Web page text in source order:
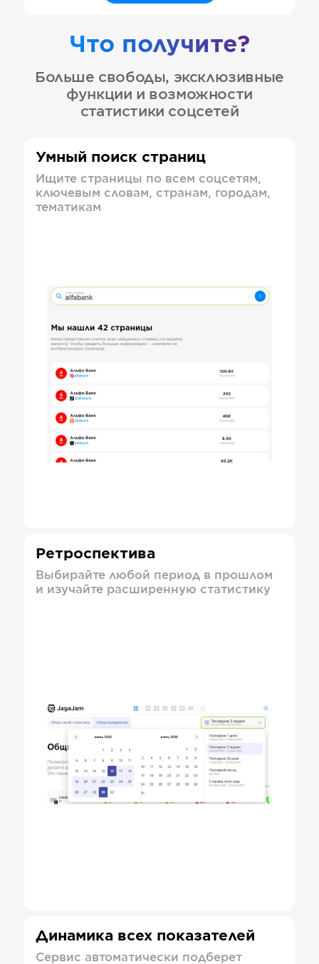
Что получите?
Больше свободы, эксклюзивные
функции и возможности
статистики соцсетей
Умный поиск страниц
Ищите страницы по всем соцсетям,
ключевым словам, странам, городам,
тематикам
Ретроспектива
Выбирайте любой период в прошлом
и изучайте расширенную статистику
Динамика всех показателей
Сервис автоматически подберет